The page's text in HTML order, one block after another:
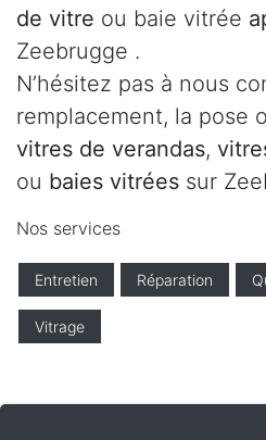
de vitre ou baie vitrée
Zeebrugge .
N’hésitez pas à nous
remplacement, la pose
vitres de verandas,
ou baies vitrées sur
Nos services
Entretien Réparation
Vitrage